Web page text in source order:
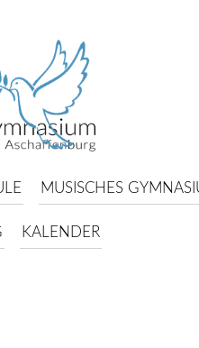
MUSISCHES
KALENDER